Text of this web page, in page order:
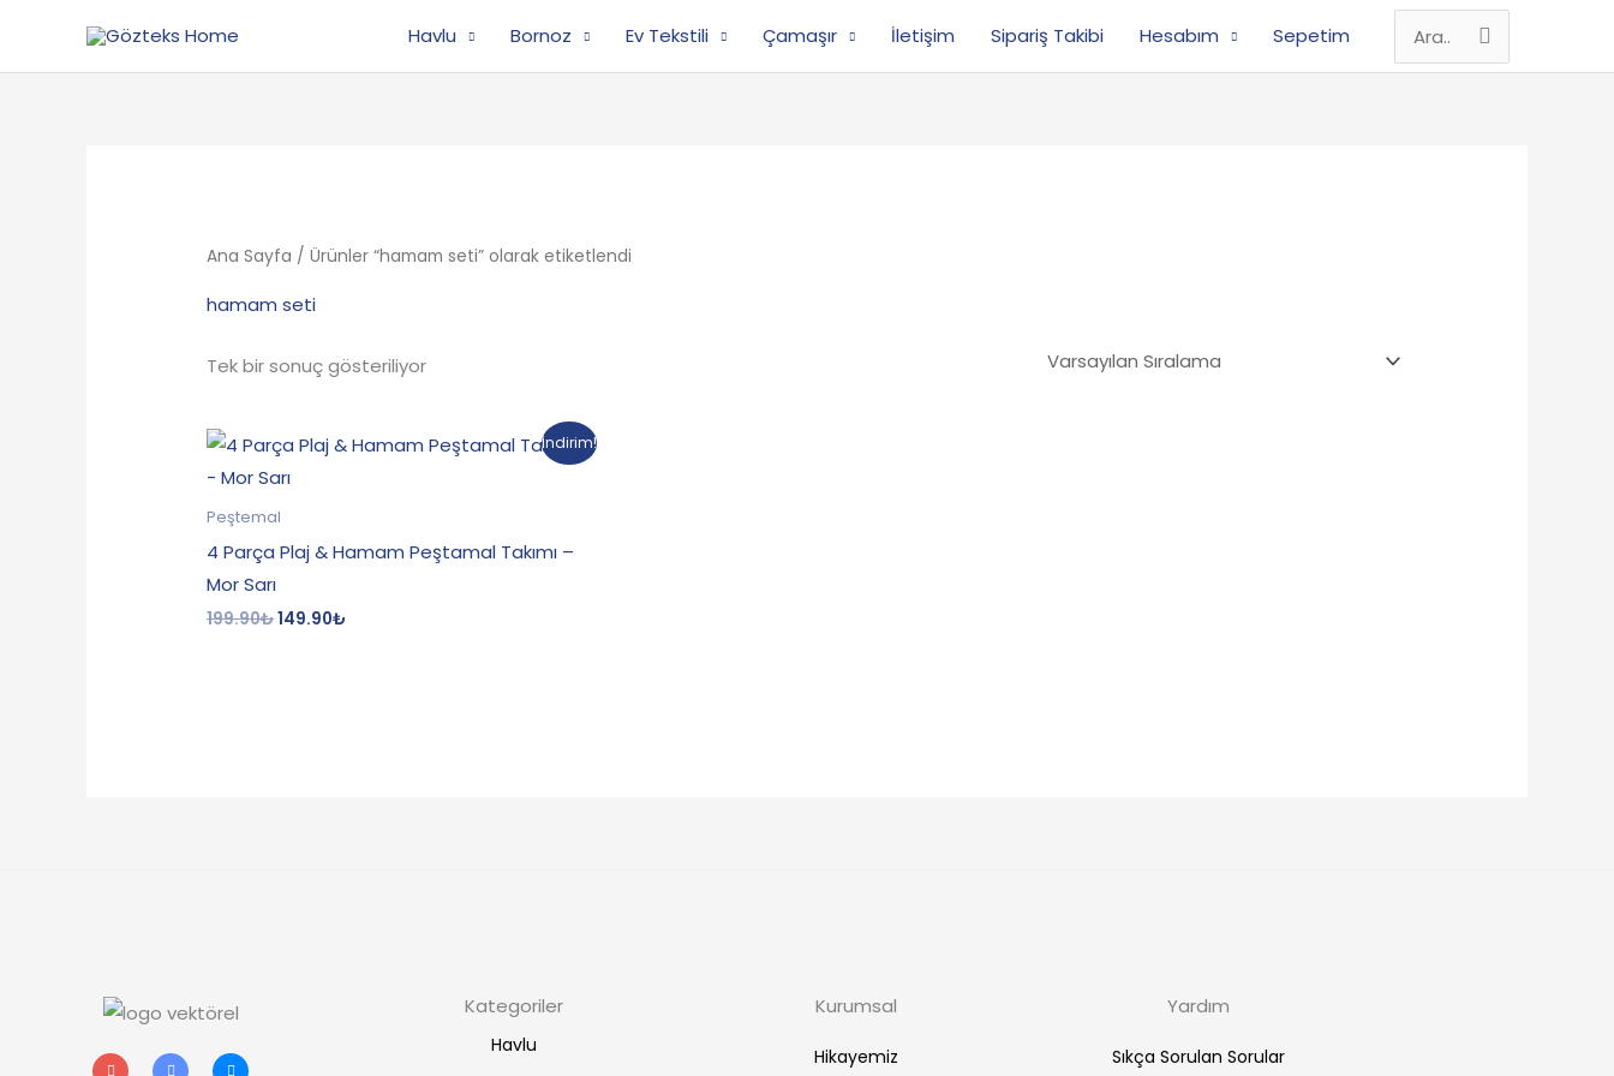
Havlu Bornoz Ev Tekstili Çamaşır İletişim Sipariş Takibi Hesabım Sepetim
Search
for:
Ana Sayfa / Ürünler “hamam seti” olarak etiketlendi
hamam seti
Tek bir sonuç gösteriliyor
İndirim!
Peştemal
4 Parça Plaj & Hamam Peştamal Takımı –
Mor Sarı
199.90₺
Orijinal
fiyat:
199.90₺.
149.90₺
Şu
andaki
I T F
Kategoriler
Havlu
Kurumsal
Hikayemiz
Yardım
Sıkça Sorulan Sorular